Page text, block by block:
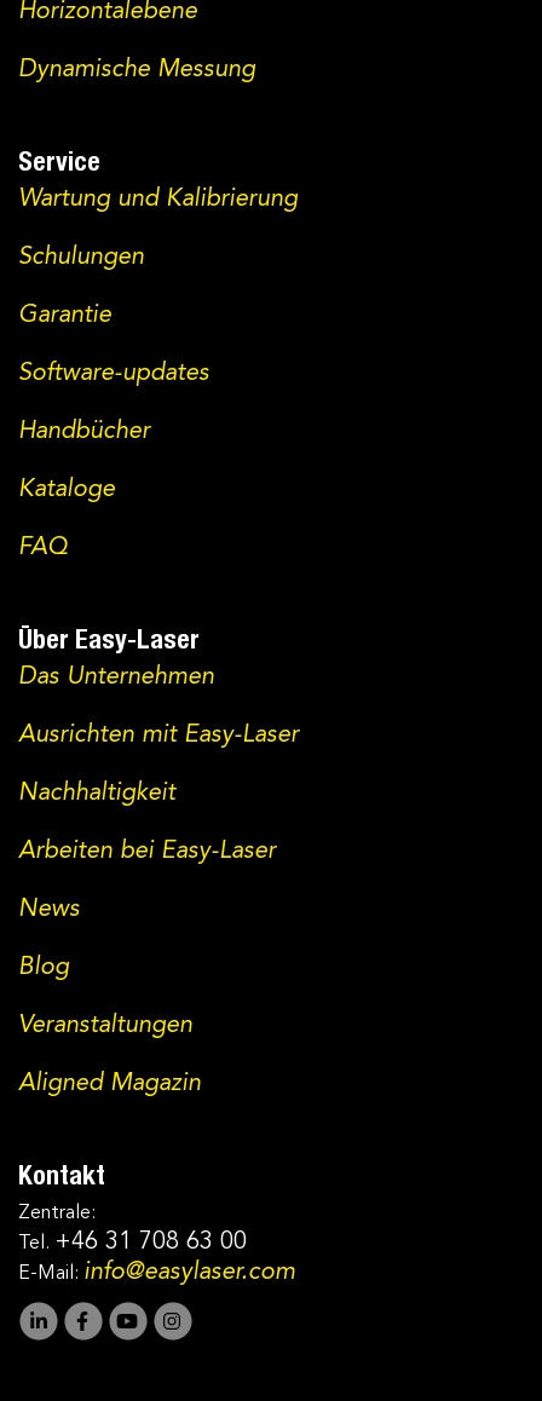
Horizontalebene
Dynamische Messung
Service
Wartung und Kalibrierung
Schulungen
Garantie
Software-updates
Handbücher
Kataloge
FAQ
Über Easy-Laser
Das Unternehmen
Ausrichten mit Easy-Laser
Nachhaltigkeit
Arbeiten bei Easy-Laser
News
Blog
Veranstaltungen
Aligned Magazin
Kontakt
Zentrale:
Tel. +46 31 708 63 00
E-Mail: info@easylaser.com